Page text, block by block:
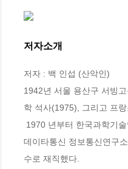
저자소개
저자 : 백 인섭 (산악인)
1942년 서울 용산구 서빙
학 석사(1975), 그리고 프
데이타통신 정보통신연구
수로 재직했다.